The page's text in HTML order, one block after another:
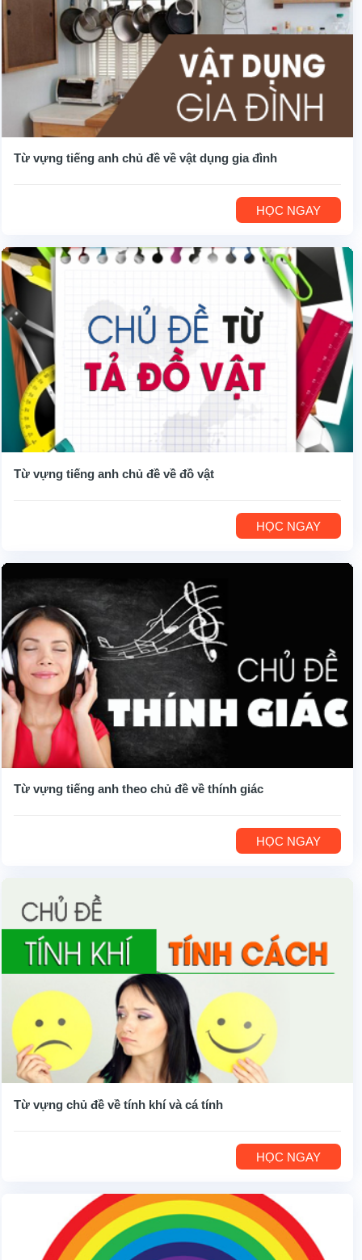
Từ vựng tiếng anh chủ đề về vật dụng gia đình
HỌC NGAY
Từ vựng tiếng anh chủ đề về đồ vật
HỌC NGAY
Từ vựng tiếng anh theo chủ đề về thính giác
HỌC NGAY
Từ vựng chủ đề về tính khí và cá tính
HỌC NGAY